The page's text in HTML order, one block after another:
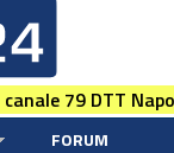
79 DTT
FORUM